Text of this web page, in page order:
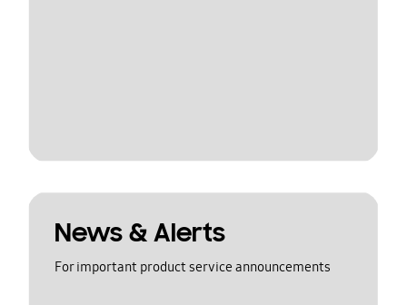
News & Alerts
For important product service announcements